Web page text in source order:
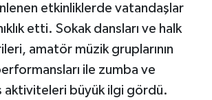
etkinliklerde vatandaşlar
etti. Sokak dansları ve halk
amatör müzik gruplarının
ile zumba ve
aktiviteleri büyük ilgi gördü.